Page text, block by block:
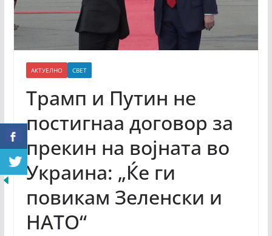
АКТУЕЛНО СВЕТ
Трамп и Путин не
постигнаа договор за
прекин на војната во
Украина: „Ќе ги
повикам Зеленски и
НАТО“